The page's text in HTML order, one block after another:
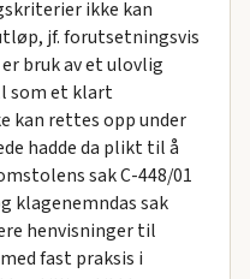
ikke kan
jf. forutsetningsvis
bruk av et ulovlig
som et klart
kan rettes opp under
hadde da plikt til å
sak C-448/01
klagenemndas sak
henvisninger til
fast praksis i